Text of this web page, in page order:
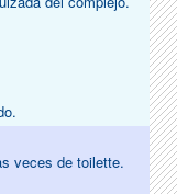
veces de toilette.